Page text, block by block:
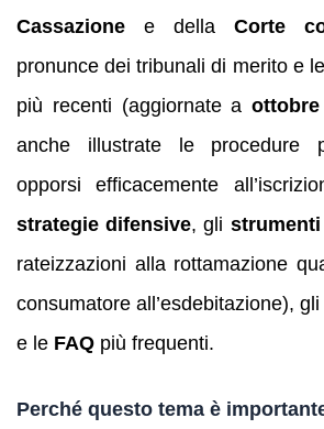
Cassazione e della Corte
pronunce dei tribunali di merito e
più recenti (aggiornate a
anche illustrate le procedure
opporsi efficacemente
strategie difensive, gli
rateizzazioni alla rottamazione
consumatore all’esdebitazione), gli
e le FAQ più frequenti.
Perché questo tema è